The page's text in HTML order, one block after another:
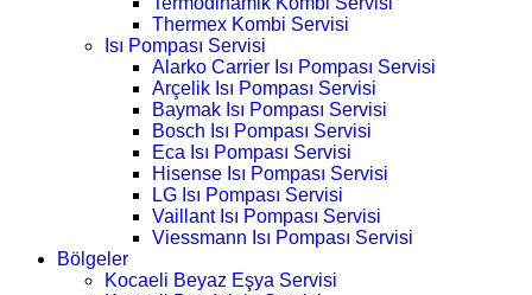
Thermex Kombi Servisi
Isı Pompası Servisi
Alarko Carrier Isı Pompası Servisi
Arçelik Isı Pompası Servisi
Baymak Isı Pompası Servisi
Bosch Isı Pompası Servisi
Eca Isı Pompası Servisi
Hisense Isı Pompası Servisi
LG Isı Pompası Servisi
Vaillant Isı Pompası Servisi
Viessmann Isı Pompası Servisi
Bölgeler
Kocaeli Beyaz Eşya Servisi